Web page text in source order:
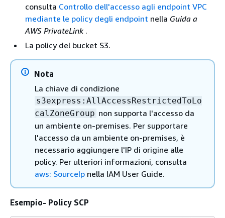
consulta Controllo dell'accesso agli endpoint VPC
mediante le policy degli endpoint nella Guida a
AWS PrivateLink .
La policy del bucket S3.
Nota
La chiave di condizione
s3express:AllAccessRestrictedToLo
calZoneGroup non supporta l'accesso da
un ambiente on-premises. Per supportare
l'accesso da un ambiente on-premises, è
necessario aggiungere l'IP di origine alle
policy. Per ulteriori informazioni, consulta
aws: SourceIp nella IAM User Guide.
Esempio- Policy SCP